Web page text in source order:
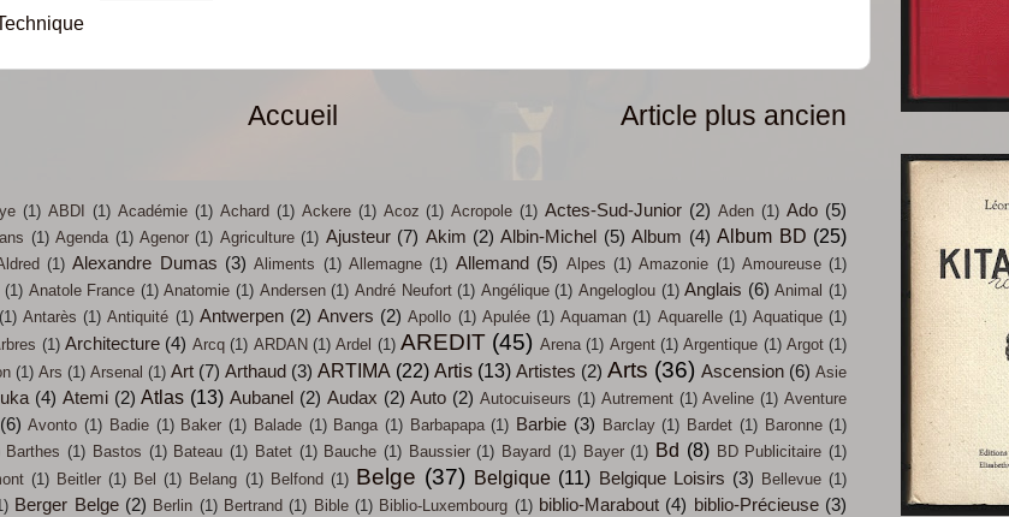
Article plus ancien
Accueil
(1) ABDI (1) Académie (1) Achard (1) Ackere (1) Acoz (1) Acropole (1) Actes-Sud-Junior (2) Aden (1) Ado (5)
(1) Agenda (1) Agenor (1) Agriculture (1) Ajusteur (7) Akim (2) Albin-Michel (5) Album (4) Album BD (25)
(1) Alexandre Dumas (3) Aliments (1) Allemagne (1) Allemand (5) Alpes (1) Amazonie (1) Amoureuse (1)
(1) Anatole France (1) Anatomie (1) Andersen (1) André Neufort (1) Angélique (1) Angeloglou (1) Anglais (6) Animal (1)
(1) Antarès (1) Antiquité (1) Antwerpen (2) Anvers (2) Apollo (1) Apulée (1) Aquaman (1) Aquarelle (1) Aquatique (1)
(1) Architecture (4) Arcq (1) ARDAN (1) Ardel (1) AREDIT (45) Arena (1) Argent (1) Argentique (1) Argot (1)
(1) Ars (1) Arsenal (1) Art (7) Arthaud (3) ARTIMA (22) Artis (13) Artistes (2) Arts (36) Ascension (6) Asie
(4) Atemi (2) Atlas (13) Aubanel (2) Audax (2) Auto (2) Autocuiseurs (1) Autrement (1) Aveline (1) Aventure
(6) Avonto (1) Badie (1) Baker (1) Balade (1) Banga (1) Barbapapa (1) Barbie (3) Barclay (1) Bardet (1) Baronne (1)
Barthes (1) Bastos (1) Bateau (1) Batet (1) Bauche (1) Baussier (1) Bayard (1) Bayer (1) Bd (8) BD Publicitaire (1)
(1) Beitler (1) Bel (1) Belang (1) Belfond (1) Belge (37) Belgique (11) Belgique Loisirs (3) Bellevue (1)
Berger Belge (2) Berlin (1) Bertrand (1) Bible (1) Biblio-Luxembourg (1) biblio-Marabout (4) biblio-Précieuse (3)